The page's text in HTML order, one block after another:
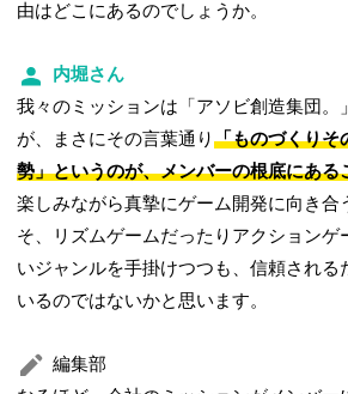
由はどこにあるのでしょうか。
内堀さん
我々のミッションは「アソビ創造集団。
が、まさにその言葉通り「ものづくりそ
勢」というのが、メンバーの根底にある
楽しみながら真摯にゲーム開発に向き合
そ、リズムゲームだったりアクションゲ
いジャンルを手掛けつつも、信頼される
いるのではないかと思います。
編集部